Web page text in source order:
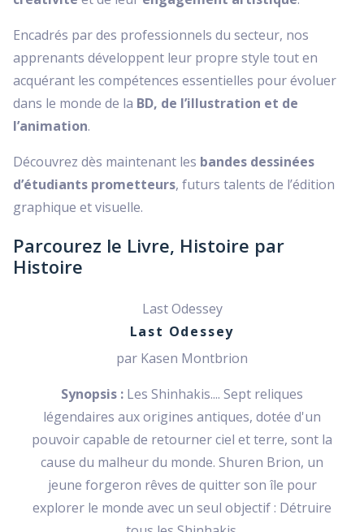
Encadrés par des professionnels du secteur, nos
apprenants développent leur propre style tout en
acquérant les compétences essentielles pour évoluer
dans le monde de la BD, de l’illustration et de
l’animation.
Découvrez dès maintenant les bandes dessinées
d’étudiants prometteurs, futurs talents de l’édition
graphique et visuelle.
Parcourez le Livre, Histoire par
Histoire
Last Odessey
Last Odessey
par Kasen Montbrion
Synopsis : Les Shinhakis.... Sept reliques
légendaires aux origines antiques, dotée d'un
pouvoir capable de retourner ciel et terre, sont la
cause du malheur du monde. Shuren Brion, un
jeune forgeron rêves de quitter son île pour
explorer le monde avec un seul objectif : Détruire